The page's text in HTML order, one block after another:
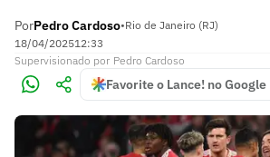
PorPedro Cardoso•Rio de Janeiro (RJ)
18/04/202512:33
Supervisionado por Pedro Cardoso
Favorite o Lance! no Google